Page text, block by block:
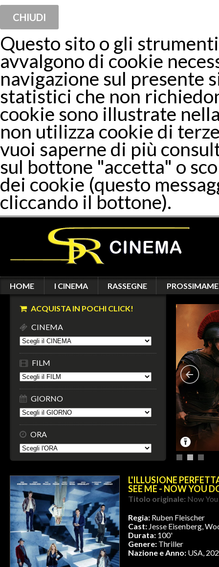
CHIUDI
Questo sito o gli
avvalgono di cookie
navigazione sul presente
statistici che non
cookie sono illustrate
non utilizza cookie di
vuoi saperne di più
sul bottone "accetta" o
dei cookie (questo
cliccando il bottone).
HOME I CINEMA RASSEGNE
ACQUISTA IN POCHI CLICK!
CINEMA
FILM
GIORNO
ORA
L'ILLUSIONE
SEE ME - NOW YOU
Titolo originale: Now
Regia: Ruben Fleischer
Cast: Jesse Eisenberg,
Durata: 100'
Genere: Thriller
Nazione e Anno: USA,